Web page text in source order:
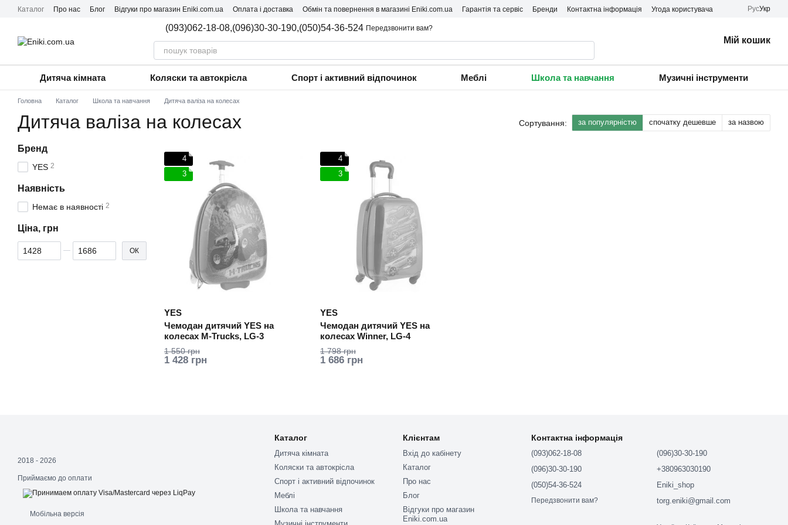
Перейти до основного контенту
Каталог Про нас Блог Відгуки про магазин Eniki.com.ua Оплата і доставка Обмін та повернення в магазині Eniki.com.ua Гарантія та сервіс Бренди Контактна інформація Угода користувача РусУкр
(093)062-18-08,(096)30-30-190,(050)54-36-524 Передзвонити вам?
Мій кошик
Дитяча кімната Коляски та автокрісла Спорт і активний відпочинок Меблі Школа та навчання Музичні інструменти
Головна Каталог Школа та навчання Дитяча валіза на колесах
Дитяча валіза на колесах Сортування: за популярністю спочатку дешевше за назвою
4
3
YES
Чемодан дитячий YES на
колесах M-Trucks, LG-3
1 550 грн
1 428 грн
4
3
YES
Чемодан дитячий YES на
колесах Winner, LG-4
1 798 грн
1 686 грн
Бренд
YES 2
Наявність
Немає в наявності 2
Ціна, грн
Від Ціна, грн
До Ціна, грн ОК
2018 - 2026
Приймаємо до оплати
Мобільна версія
Каталог
Дитяча кімната
Коляски та автокрісла
Спорт і активний відпочинок
Меблі
Школа та навчання
Клієнтам
Вхід до кабінету
Каталог
Про нас
Блог
Відгуки про магазин
Eniki.com.ua
Контактна інформація
(093)062-18-08
(096)30-30-190
(050)54-36-524
Передзвонити вам?
(096)30-30-190
+380963030190
Eniki_shop
torg.eniki@gmail.com